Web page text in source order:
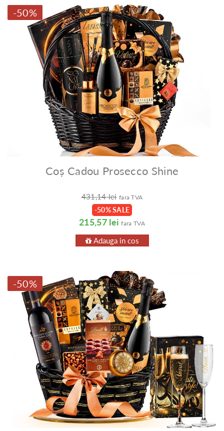
-50%
Coș Cadou Prosecco Shine
431,14 lei fara TVA
-50% SALE
215,57 lei fara TVA
Adauga in cos
-50%